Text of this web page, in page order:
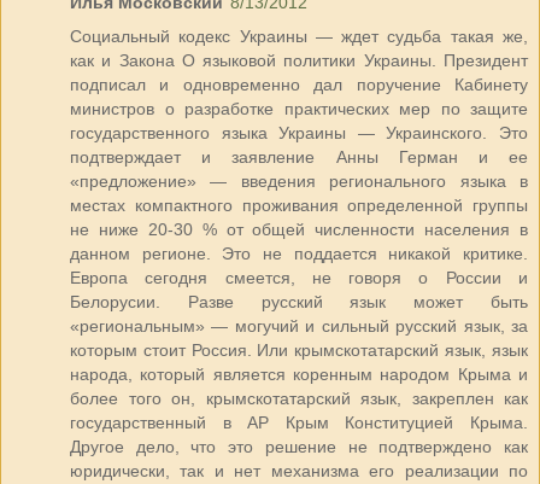
Социальный кодекс Украины — ждет судьба такая же,
как и Закона О языковой политики Украины. Президент
подписал и одновременно дал поручение Кабинету
министров о разработке практических мер по защите
государственного языка Украины — Украинского. Это
подтверждает и заявление Анны Герман и ее
«предложение» — введения регионального языка в
местах компактного проживания определенной группы
не ниже 20-30 % от общей численности населения в
данном регионе. Это не поддается никакой критике.
Европа сегодня смеется, не говоря о России и
Белорусии. Разве русский язык может быть
«региональным» — могучий и сильный русский язык, за
которым стоит Россия. Или крымскотатарский язык, язык
народа, который является коренным народом Крыма и
более того он, крымскотатарский язык, закреплен как
государственный в АР Крым Конституцией Крыма.
Другое дело, что это решение не подтверждено как
юридически, так и нет механизма его реализации по